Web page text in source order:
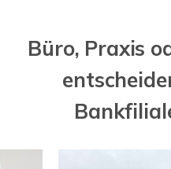
Büro, Praxis